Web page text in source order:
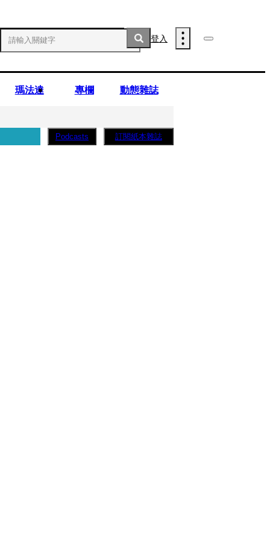
登入
瑪法達 專欄 動態雜誌
Podcasts 訂閱紙本雜誌